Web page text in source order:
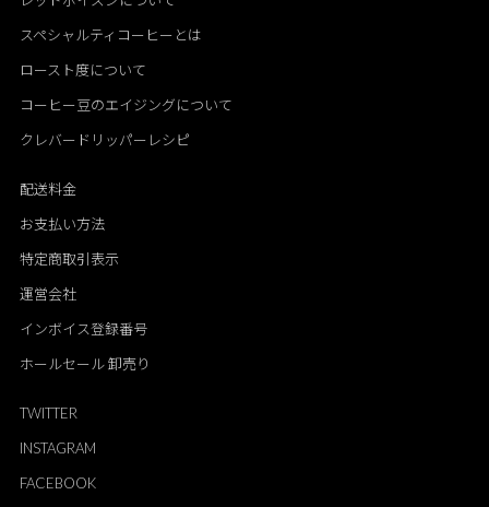
スペシャルティコーヒーとは
ロースト度について
コーヒー豆のエイジングについて
クレバードリッパーレシピ
配送料金
お支払い方法
特定商取引表示
運営会社
インボイス登録番号
ホールセール 卸売り
TWITTER
INSTAGRAM
FACEBOOK